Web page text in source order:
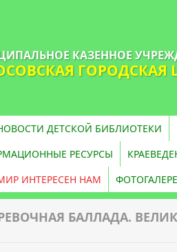
КАЗЕННОЕ
ГОРОДСКАЯ
ДЕТСКОЙ БИБЛИОТЕКИ
РЕСУРСЫ
ИНТЕРЕСЕН НАМ
БАЛЛАДА.